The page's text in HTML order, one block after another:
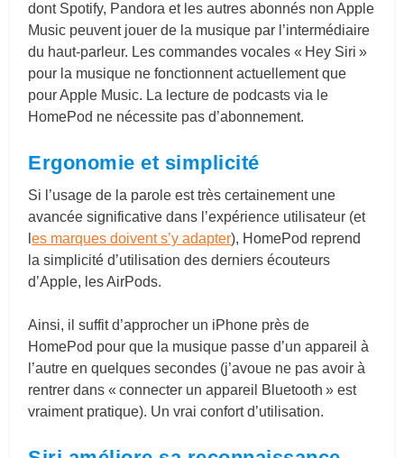
dont Spotify, Pandora et les autres abonnés non Apple
Music peuvent jouer de la musique par l’intermédiaire
du haut-parleur. Les commandes vocales « Hey Siri »
pour la musique ne fonctionnent actuellement que
pour Apple Music. La lecture de podcasts via le
HomePod ne nécessite pas d’abonnement.
Ergonomie et simplicité
Si l’usage de la parole est très certainement une
avancée significative dans l’expérience utilisateur (et
les marques doivent s’y adapter), HomePod reprend
la simplicité d’utilisation des derniers écouteurs
d’Apple, les AirPods.
Ainsi, il suffit d’approcher un iPhone près de
HomePod pour que la musique passe d’un appareil à
l’autre en quelques secondes (j’avoue ne pas avoir à
rentrer dans « connecter un appareil Bluetooth » est
vraiment pratique). Un vrai confort d’utilisation.